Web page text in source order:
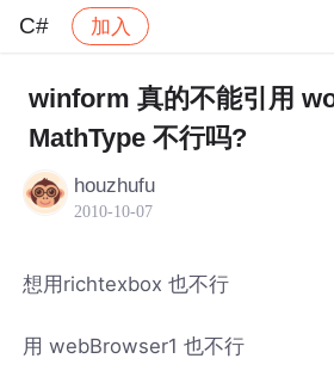
C# 加入
社区 帖子详情
winform 真的不能引用
MathType 不行吗?
houzhufu
2010-10-07
想用richtexbox 也不行
用 webBrowser1 也不行